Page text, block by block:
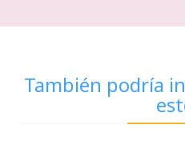
También podría